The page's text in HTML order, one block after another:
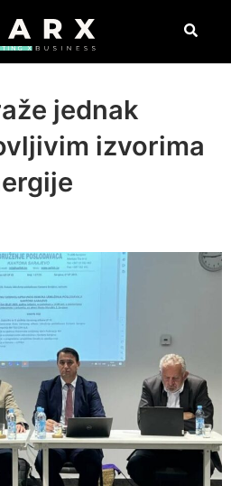
jednak
izvorima